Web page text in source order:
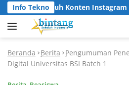
Langsung
ke
konten
Info Tekno
Cara Unduh Konten Instagram
Beranda -Berita -Pengumuman
Digital Universitas BSI Batch 1